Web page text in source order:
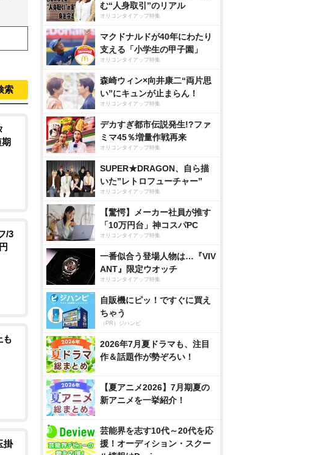
索
/3
も
掛
む“人身取引”のリアル
オリコンタイアップ特集
マクドナルドが40年にわたり
支える「小学生の甲子園」
オリコンタイアップ特集
森崎ウィン×向井康二“両片思
い”にキュンが止まらん！
オリコンタイアップ特集
デカすぎ都市伝説発生!?ファ
ミマ45％増量作戦再来
オリコンタイアップ特集
SUPER★DRAGON、自ら描
いた”レトロフューチャー”
オリコンタイアップ特集
【驚愕】メーカー社員が推す
「10万円台」神コスパPC
オリコンタイアップ特集
一番似合う登場人物は…『VIV
ANT』限定ウオッチ
オリコンタイアップ特集
自販機にピッ！ですぐに買え
ちゃう
（PR）ジハンピ
2026年7月夏ドラマも、注目
作＆話題作が勢ぞろい！
【夏アニメ2026】7月期夏の
新アニメを一挙紹介！
芸能界を志す10代～20代を応
援！オーディション・スクー